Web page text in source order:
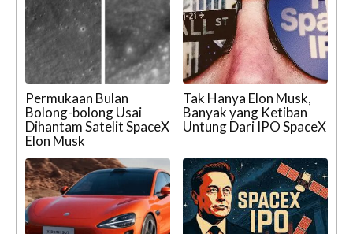
Permukaan Bulan
Bolong-bolong Usai
Dihantam Satelit SpaceX
Elon Musk
Tak Hanya Elon Musk,
Banyak yang Ketiban
Untung Dari IPO SpaceX